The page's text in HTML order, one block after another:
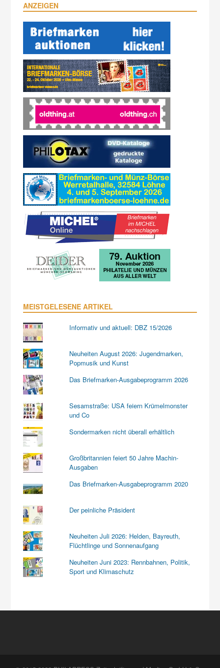
ANZEIGEN
MEISTGELESENE ARTIKEL
Informativ und aktuell: DBZ 15/2026
Neuheiten August 2026: Jugendmarken,
Popmusik und Kunst
Das Briefmarken-Ausgabeprogramm 2026
Sesamstraße: USA feiern Krümelmonster
und Co
Sondermarken nicht überall erhältlich
Großbritannien feiert 50 Jahre Machin-
Ausgaben
Das Briefmarken-Ausgabeprogramm 2020
Der peinliche Präsident
Neuheiten Juli 2026: Helden, Bayreuth,
Flüchtlinge und Sonnenaufgang
Neuheiten Juni 2023: Rennbahnen, Politik,
Sport und Klimaschutz